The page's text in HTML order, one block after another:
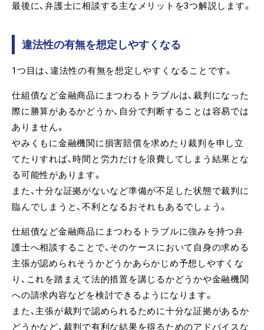
最後に、弁護士に相談する主なメリットを3つ解説します。
違法性の有無を想定しやすくなる
1つ目は、違法性の有無を想定しやすくなることです。
仕組債など金融商品にまつわるトラブルは、裁判になった
際に勝算があるかどうか、自分で判断することは容易では
ありません。
やみくもに金融機関に損害賠償を求めたり裁判を申し立
てたりすれば、時間と労力だけを浪費してしまう結果とな
る可能性があります。
また、十分な証拠がないなど準備が不足した状態で裁判に
臨んでしまうと、不利となるおそれもあるでしょう。
仕組債など金融商品にまつわるトラブルに強みを持つ弁
護士へ相談することで、そのケースにおいて自身の求める
主張が認められそうかどうかあらかじめ予想しやすくな
り、これを踏まえて法的措置を講じるかどうかや金融機関
への請求内容などを検討できるようになります。
また、主張が裁判で認められるために十分な証拠があるか
どうかなど、裁判で有利な結果を得るためのアドバイスな